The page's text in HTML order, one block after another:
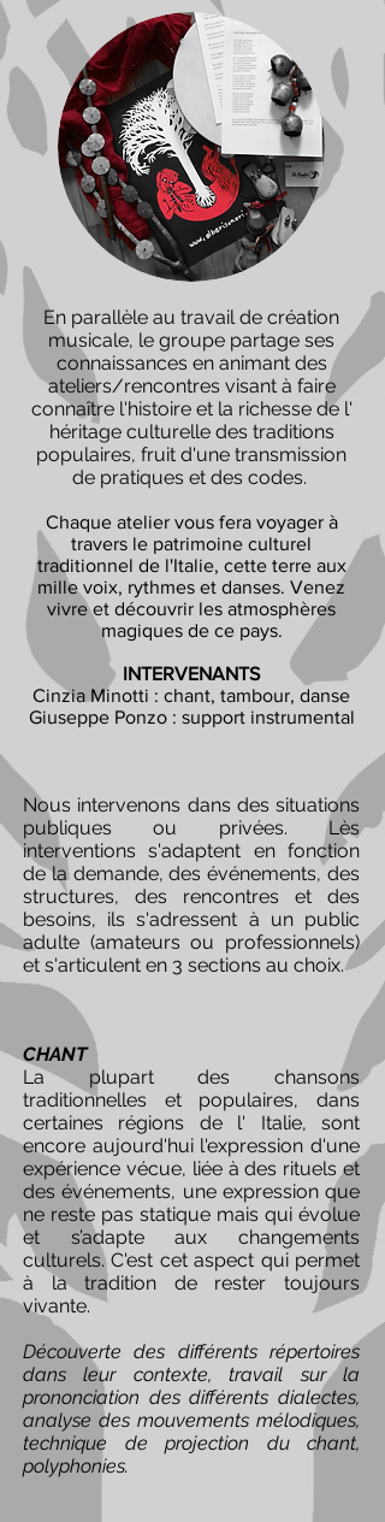
En parallèle au travail de création
musicale, le groupe partage ses
connaissances en animant des
ateliers/rencontres visant à faire
connaître l'histoire et la richesse de l'
héritage culturelle des traditions
populaires, fruit d'une transmission
de pratiques et des codes.
Chaque atelier vous fera voyager à
travers le patrimoine culturel
traditionnel de l'Italie, cette terre aux
mille voix, rythmes et danses. Venez
vivre et découvrir les atmosphères
magiques de ce pays.
INTERVENANTS
Cinzia Minotti : chant, tambour, danse
Giuseppe Ponzo : support instrumental
Nous intervenons dans des situations
publiques ou privées. Lès
interventions s'adaptent en fonction
de la demande, des événements, des
structures, des rencontres et des
besoins, ils s'adressent à un public
adulte (amateurs ou professionnels)
et s'articulent en 3 sections au choix.
CHANT
La plupart des chansons
traditionnelles et populaires, dans
certaines régions de l' Italie, sont
encore aujourd'hui l'expression d'une
expérience vécue, liée à des rituels et
des événements, une expression que
ne reste pas statique mais qui évolue
et s’adapte aux changements
culturels. C'est cet aspect qui permet
à la tradition de rester toujours
vivante.
Découverte des différents répertoires
dans leur contexte, travail sur la
prononciation des différents dialectes,
analyse des mouvements mélodiques,
technique de projection du chant,
polyphonies.